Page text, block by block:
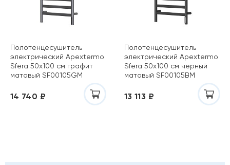
Полотенцесушитель
электрический Apextermo
Sfera 50х100 см графит
матовый SF00105GM
14 740 ₽
Полотенцесушитель
электрический Apextermo
Sfera 50х100 см черный
матовый SF00105BM
13 113 ₽